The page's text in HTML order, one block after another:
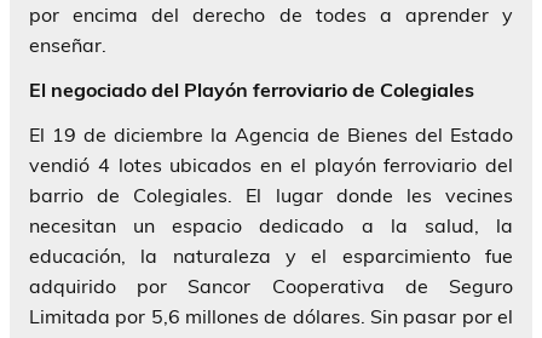
por encima del derecho de todes a aprender y
enseñar.
El negociado del Playón ferroviario de Colegiales
El 19 de diciembre la Agencia de Bienes del Estado
vendió 4 lotes ubicados en el playón ferroviario del
barrio de Colegiales. El lugar donde les vecines
necesitan un espacio dedicado a la salud, la
educación, la naturaleza y el esparcimiento fue
adquirido por Sancor Cooperativa de Seguro
Limitada por 5,6 millones de dólares. Sin pasar por el